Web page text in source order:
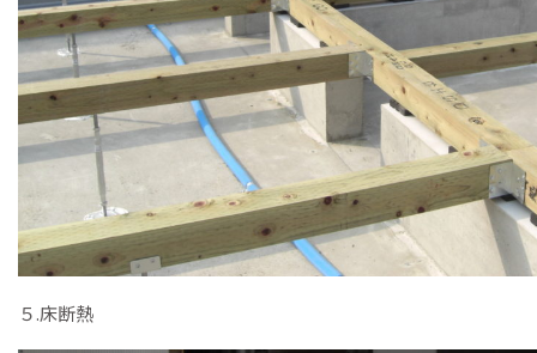
５.床断熱